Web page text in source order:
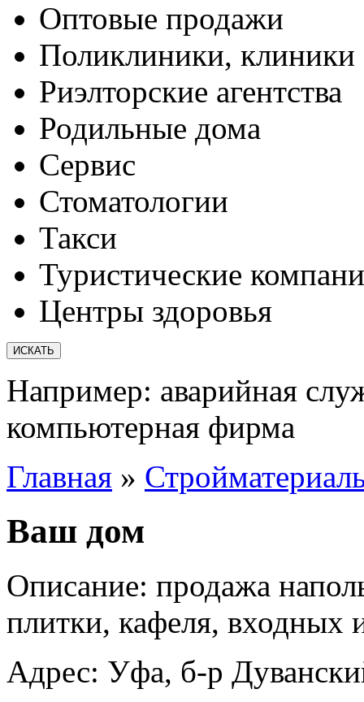
Оптовые продажи
Поликлиники, клиники
Риэлторские агентства
Родильные дома
Сервис
Стоматологии
Такси
Туристические
Центры здоровья
Например: аварийная
компьютерная фирма
Главная »
Ваш дом
Описание: продажа
плитки, кафеля, входных
Адрес: Уфа, б-р